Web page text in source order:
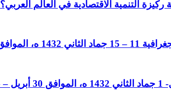
التنمية الاقتصادية في العالم العربي؟
18 مايو 2011 م